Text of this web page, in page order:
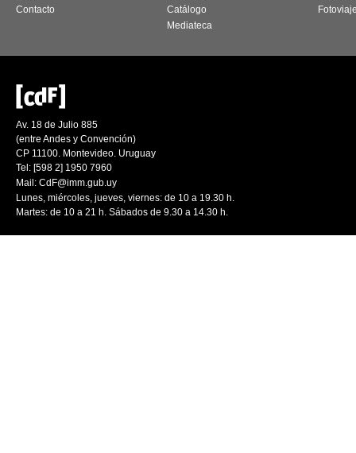
Contacto
Catálogo
Mediateca
Av. 18 de Julio 885
(entre Andes y Convención)
CP 11100. Montevideo. Uruguay
Tel: [598 2] 1950 7960
Mail: CdF@imm.gub.uy
Lunes, miércoles, jueves, viernes: de 10 a 19.30 h.
Martes: de 10 a 21 h. Sábados de 9.30 a 14.30 h.